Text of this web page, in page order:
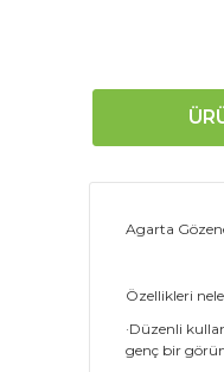
Agarta
Özellikleri
·Düzenli
genç bir